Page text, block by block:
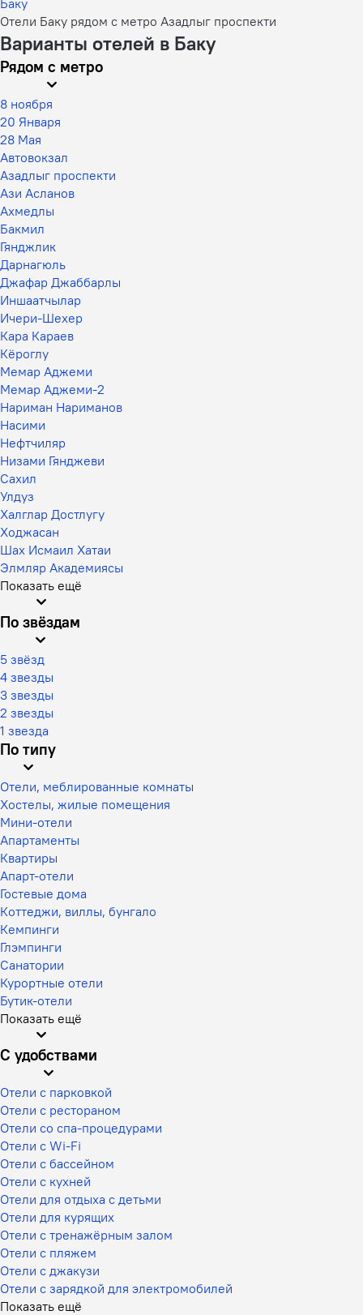
Отели Баку рядом с метро Азадлыг проспекти
Варианты отелей в Баку
Рядом с метро
8 ноября
20 Января
28 Мая
Автовокзал
Азадлыг проспекти
Ази Асланов
Ахмедлы
Бакмил
Гянджлик
Дарнагюль
Джафар Джаббарлы
Иншаатчылар
Ичери-Шехер
Кара Караев
Кёроглу
Мемар Аджеми
Мемар Аджеми-2
Нариман Нариманов
Насими
Нефтчиляр
Низами Гянджеви
Сахил
Улдуз
Халглар Достлугу
Ходжасан
Шах Исмаил Хатаи
Элмляр Академиясы
Показать ещё
По звёздам
5 звёзд
4 звезды
3 звезды
2 звезды
1 звезда
По типу
Отели, меблированные комнаты
Хостелы, жилые помещения
Мини-отели
Апартаменты
Квартиры
Апарт-отели
Гостевые дома
Коттеджи, виллы, бунгало
Кемпинги
Глэмпинги
Санатории
Курортные отели
Бутик-отели
Показать ещё
С удобствами
Отели с парковкой
Отели с рестораном
Отели со спа-процедурами
Отели с Wi-Fi
Отели с бассейном
Отели с кухней
Отели для отдыха с детьми
Отели для курящих
Отели с тренажёрным залом
Отели с пляжем
Отели с джакузи
Отели с зарядкой для электромобилей
Показать ещё